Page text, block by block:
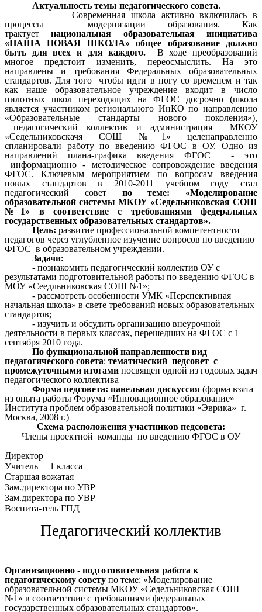
Актуальность темы педагогического совета.
Современная школа активно включилась в
процессы модернизации образования. Как
трактует национальная образовательная инициатива
«НАША НОВАЯ ШКОЛА» общее образование должно
быть для всех и для каждого.
В ходе преобразований
многое предстоит изменить, переосмыслить. На это
направлены и требования Федеральных образовательных
стандартов. Для того чтобы идти в ногу со временем и так
как наше образовательное учреждение входит в число
пилотных школ переходящих на ФГОС досрочно (школа
является участником регионального ИнКО по направлению
«Образовательные стандарты нового поколения»),
педагогический коллектив и администрация МКОУ
«Седельниковскачя СОШ №1» целенаправленно
спланировали работу по введению ФГОС в ОУ. Одно из
направлений плана-графика введения ФГОС - это
информационно - методическое сопровождение введения
ФГОС. Ключевым мероприятием по вопросам введения
новых стандартов в 2010-2011 учебном году стал
педагогический совет по теме: «Моделирование
образовательной системы МКОУ «Седельниковская СОШ
№1» в соответствие с требованиями федеральных
государственных образовательных стандартов».
Цель: развитие профессиональной компетентности
педагогов через углубленное изучение вопросов по введению
ФГОС в образовательном учреждении.
Задачи:
- познакомить педагогический коллектив ОУ с
результатами подготовительной работы по введению ФГОС в
МОУ «Сеедльниковская СОШ №1»;
- рассмотреть особенности УМК «Перспективная
начальная школа» в свете требований новых образовательных
стандартов;
- изучить и обсудить организацию внеурочной
деятельности в первых классах, перешедших на ФГОС с 1
сентября 2010 года.
По функциональной направленности вид
педагогического совета: тематический педсовет с
промежуточными итогами посвящен одной из годовых задач
педагогического коллектива
Форма педсовета: панельная дискуссия (форма взята
из опыта работы Форума «Инновационное образование»
Института проблем образовательной политики «Эврика» г.
Москва, 2008 г.)
Схема расположения участников педсовета:
Члены проектной команды по введению ФГОС в ОУ
Директор
Учитель 1 класса
Старшая вожатая
Зам.директора по УВР
Зам.директора по УВР
Воспита-тель ГПД
Педагогический коллектив
Организационно - подготовительная работа к
педагогическому совету по теме: «Моделирование
образовательной системы МКОУ «Седельниковская СОШ
№1» в соответствие с требованиями федеральных
государственных образовательных стандартов».